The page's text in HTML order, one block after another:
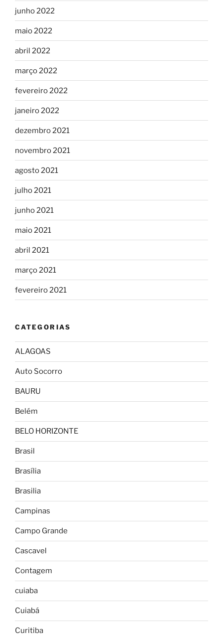
junho 2022
maio 2022
abril 2022
março 2022
fevereiro 2022
janeiro 2022
dezembro 2021
novembro 2021
agosto 2021
julho 2021
junho 2021
maio 2021
abril 2021
março 2021
fevereiro 2021
CATEGORIAS
ALAGOAS
Auto Socorro
BAURU
Belém
BELO HORIZONTE
Brasil
Brasília
Brasilia
Campinas
Campo Grande
Cascavel
Contagem
cuiaba
Cuiabá
Curitiba